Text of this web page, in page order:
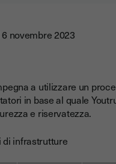
novembre 2023
a utilizzare un
in base al quale
e riservatezza.
di infrastrutture